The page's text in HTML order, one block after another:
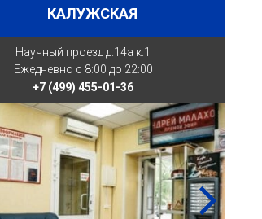
КАЛУЖСКАЯ
Научный проезд д.14а к.1
Ежедневно с 8:00 до 22:00
+7 (499) 455-01-36